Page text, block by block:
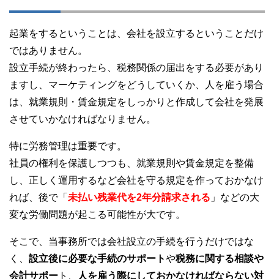
起業をするということは、会社を設立するということだけ
ではありません。
設立手続が終わったら、税務関係の届出をする必要があり
ますし、マーケティングをどうしていくか、人を雇う場合
は、就業規則・賃金規定をしっかりと作成して会社を発展
させていかなければなりません。
特に労務管理は重要です。
社員の権利を保護しつつも、就業規則や賃金規定を整備
し、正しく運用するなど会社を守る規定を作っておかなけ
れば、後で「 未払い残業代を2年分請求される 」などの大
変な労働問題が起こる可能性が大です。
そこで、当事務所では会社設立の手続を行うだけではな
く、 設立後に必要な手続のサポートや税務に関する相談や
会計サポー ト、 人を雇う際にしておかなければならない対